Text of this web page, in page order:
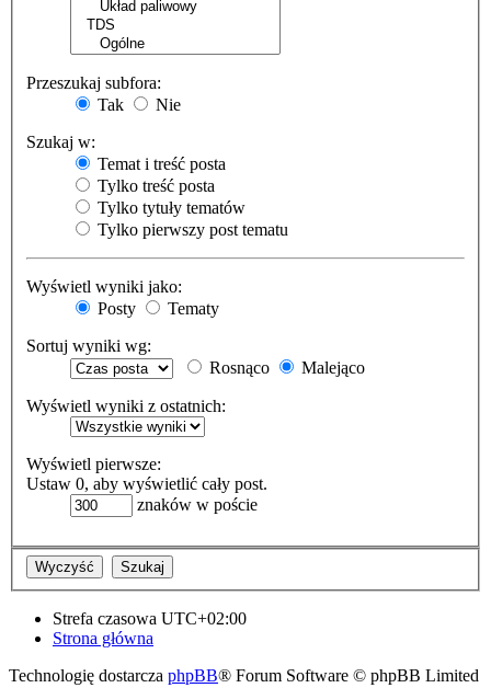
Przeszukaj subfora:
Tak
Nie
Szukaj w:
Temat i treść posta
Tylko treść posta
Tylko tytuły tematów
Tylko pierwszy post tematu
Wyświetl wyniki jako:
Posty
Tematy
Sortuj wyniki wg:
Rosnąco
Malejąco
Wyświetl wyniki z ostatnich:
Wyświetl pierwsze:
Ustaw 0, aby wyświetlić cały post.
znaków w poście
Strefa czasowa UTC+02:00
Strona główna
Technologię dostarcza phpBB® Forum Software © phpBB Limited